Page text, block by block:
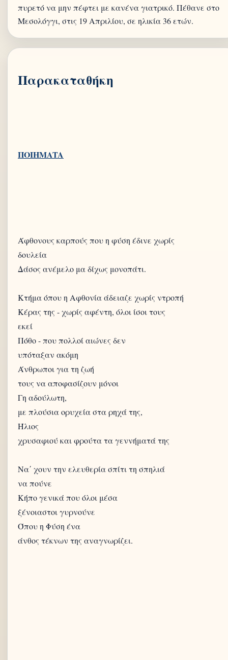
πυρετό να μην πέφτει με κανένα γιατρικό. Πέθανε στο
Παρακαταθήκη
Άφθονους καρπούς που η φύση έδινε χωρίς
δουλεία
Δάσος ανέμελο μα δίχως μονοπάτι.
Κτήμα όπου η Αφθονία άδειαζε χωρίς ντροπή
Κέρας της - χωρίς αφέντη, όλοι ίσοι τους
εκεί
Πόθο - που πολλοί αιώνες δεν
υπόταξαν ακόμη
Άνθρωποι για τη ζωή
τους να αποφασίζουν μόνοι
Γη αδούλωτη,
με πλούσια ορυχεία στα ρηχά της,
Ήλιος
χρυσαφιού και φρούτα τα γεννήματά της
Να΄ χουν την ελευθερία σπίτι τη σπηλιά
να πούνε
Κήπο γενικά που όλοι μέσα
ξένοιαστοι γυρνούνε
Όπου η Φύση ένα